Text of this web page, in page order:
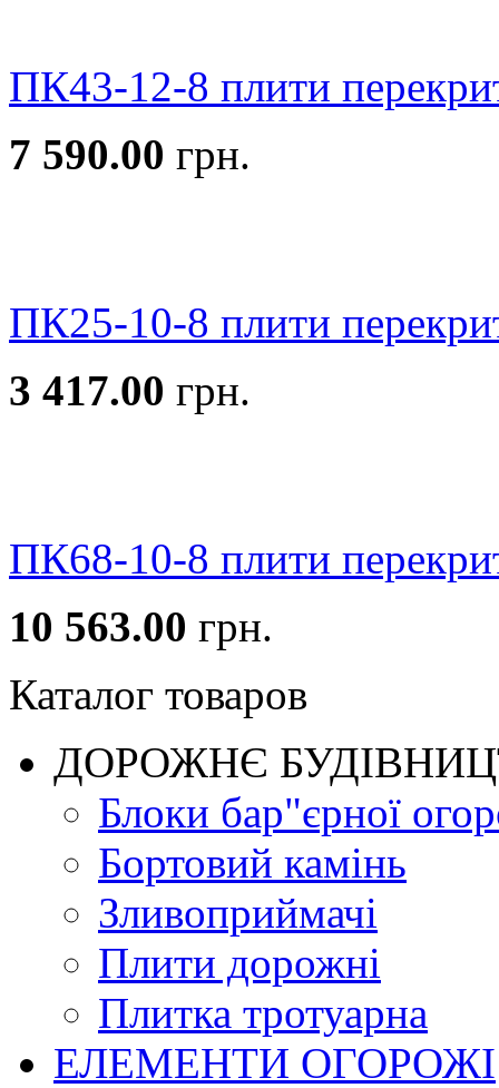
ПК43-12-8 плити
7 590.00 грн.
ПК25-10-8 плити
3 417.00 грн.
ПК68-10-8 плити
10 563.00 грн.
Каталог товаров
ДОРОЖНЄ
Блоки бар"єрної
Бортовий камінь
Зливоприймачі
Плити дорожні
Плитка тротуарна
ЕЛЕМЕНТИ ОГОРОЖІ